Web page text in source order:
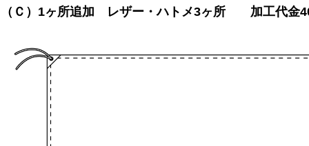
（Ｃ）1ヶ所追加 レザー・ハトメ3ヶ所 加工代金